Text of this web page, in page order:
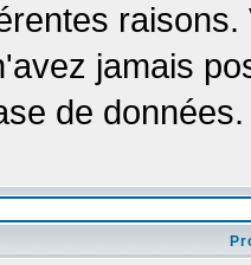
jamais
de